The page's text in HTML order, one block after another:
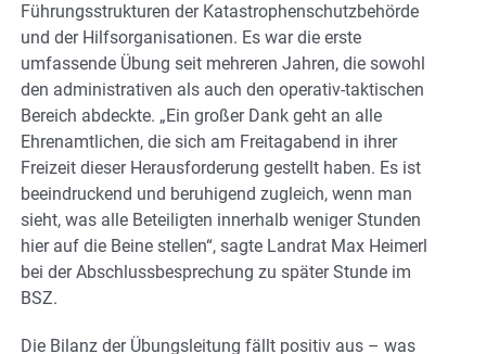
Führungsstrukturen der Katastrophenschutzbehörde
und der Hilfsorganisationen. Es war die erste
umfassende Übung seit mehreren Jahren, die sowohl
den administrativen als auch den operativ-taktischen
Bereich abdeckte. „Ein großer Dank geht an alle
Ehrenamtlichen, die sich am Freitagabend in ihrer
Freizeit dieser Herausforderung gestellt haben. Es ist
beeindruckend und beruhigend zugleich, wenn man
sieht, was alle Beteiligten innerhalb weniger Stunden
hier auf die Beine stellen“, sagte Landrat Max Heimerl
bei der Abschlussbesprechung zu später Stunde im
BSZ.
Die Bilanz der Übungsleitung fällt positiv aus – was